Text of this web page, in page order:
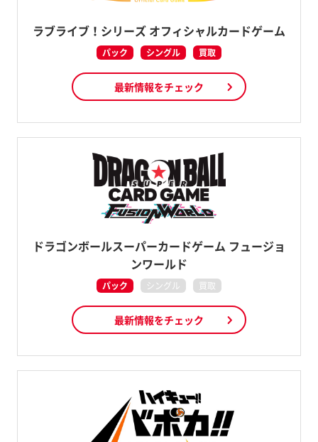
ラブライブ！シリーズ オフィシャルカードゲーム
パック シングル 買取
最新情報をチェック
ドラゴンボールスーパーカードゲーム フュージョ
ンワールド
パック シングル 買取
最新情報をチェック